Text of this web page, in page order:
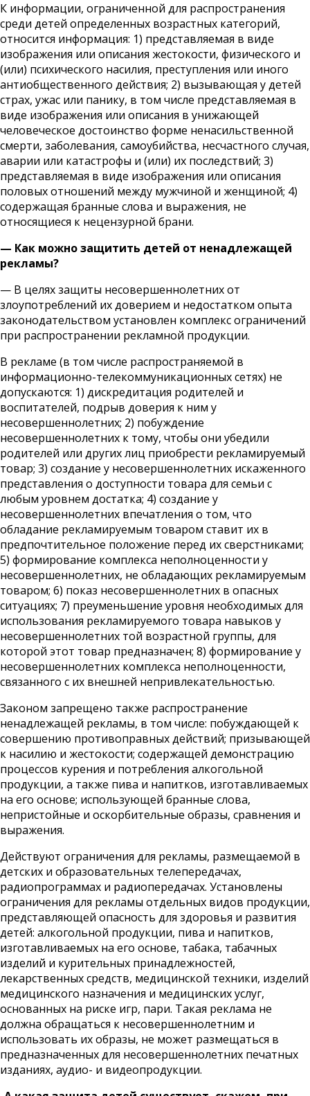
К информации, ограниченной для распространения
среди детей определенных возрастных категорий,
относится информация: 1) представляемая в виде
изображения или описания жестокости, физического и
(или) психического насилия, преступления или иного
антиобщественного действия; 2) вызывающая у детей
страх, ужас или панику, в том числе представляемая в
виде изображения или описания в унижающей
человеческое достоинство форме ненасильственной
смерти, заболевания, самоубийства, несчастного случая,
аварии или катастрофы и (или) их последствий; 3)
представляемая в виде изображения или описания
половых отношений между мужчиной и женщиной; 4)
содержащая бранные слова и выражения, не
относящиеся к нецензурной брани.
— Как можно защитить детей от ненадлежащей
рекламы?
— В целях защиты несовершеннолетних от
злоупотреблений их доверием и недостатком опыта
законодательством установлен комплекс ограничений
при распространении рекламной продукции.
В рекламе (в том числе распространяемой в
информационно-телекоммуни­кационных сетях) не
допускаются: 1) дискредитация родителей и
воспитателей, подрыв доверия к ним у
несовершеннолетних; 2) побуждение
несовершеннолетних к тому, чтобы они убедили
родителей или других лиц приобрести рекламируемый
товар; 3) создание у несовершеннолетних искаженного
представления о доступности товара для семьи с
любым уровнем достатка; 4) создание у
несовершеннолетних впечатления о том, что
обладание рекламируемым товаром ставит их в
предпочтительное положение перед их сверстниками;
5) формирование комплекса неполноценности у
несовершеннолетних, не обладающих рекламируемым
товаром; 6) показ несовершеннолетних в опасных
ситуациях; 7) преуменьшение уровня необходимых для
использования рекламируемого товара навыков у
несовершеннолетних той возрастной группы, для
которой этот товар предназначен; 8) формирование у
несовершеннолетних комплекса неполноценности,
связанного с их внешней непривлекательностью.
Законом запрещено также распространение
ненадлежащей рекламы, в том числе: побуждающей к
совершению противоправных действий; призывающей
к насилию и жестокости; содержащей демонстрацию
процессов курения и потребления алкогольной
продукции, а также пива и напитков, изготавливаемых
на его основе; использующей бранные слова,
непристойные и оскорбительные образы, сравнения и
выражения.
Действуют ограничения для рекламы, размещаемой в
детских и образовательных телепередачах,
радиопрограммах и радиопередачах. Установлены
ограничения для рекламы отдельных видов продукции,
представляющей опасность для здоровья и развития
детей: алкогольной продукции, пива и напитков,
изготавливаемых на его основе, табака, табачных
изделий и курительных принадлежностей,
лекарственных средств, медицинской техники, изделий
медицинского назначения и медицинских услуг,
основанных на риске игр, пари. Такая реклама не
должна обращаться к несовершеннолетним и
использовать их образы, не может размещаться в
предназначенных для несовершеннолетних печатных
изданиях, аудио- и видеопродукции.